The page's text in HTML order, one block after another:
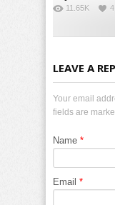
11.65K 4
LEAVE A
Your email
fields are
Name *
Email *